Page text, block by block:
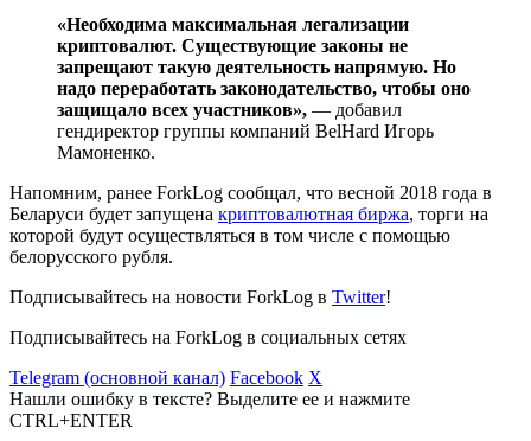
«Необходима максимальная легализации
криптовалют. Существующие законы не
запрещают такую деятельность напрямую. Но
надо переработать законодательство, чтобы оно
защищало всех участников», — добавил
гендиректор группы компаний BelHard Игорь
Мамоненко.
Напомним, ранее ForkLog сообщал, что весной 2018 года в
Беларуси будет запущена криптовалютная биржа, торги на
которой будут осуществляться в том числе с помощью
белорусского рубля.
Подписывайтесь на новости ForkLog в Twitter!
Подписывайтесь на ForkLog в социальных сетях
Telegram (основной канал) Facebook X
Нашли ошибку в тексте? Выделите ее и нажмите
CTRL+ENTER